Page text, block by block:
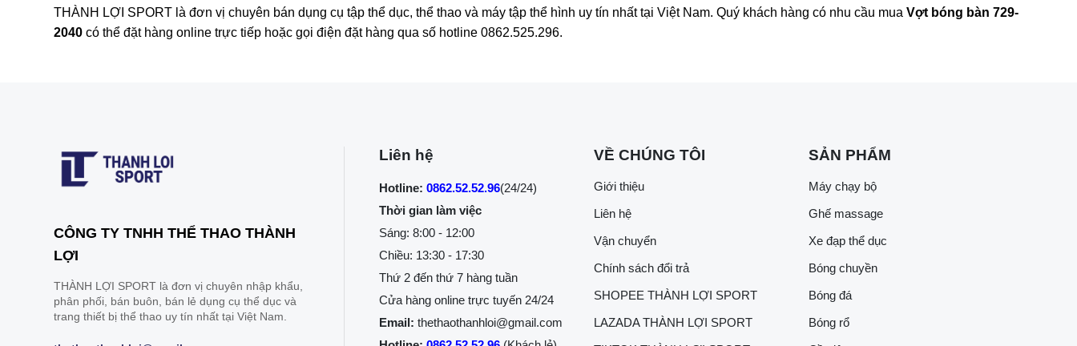
THÀNH LỢI SPORT là đơn vị chuyên bán dụng cụ tập thể dục, thể thao và máy tập thể hình uy tín nhất tại Việt Nam. Quý khách hàng có nhu cầu mua Vợt bóng bàn 729-
2040 có thể đặt hàng online trực tiếp hoặc gọi điện đặt hàng qua số hotline 0862.525.296.
CÔNG TY TNHH THỂ THAO THÀNH
LỢI
THÀNH LỢI SPORT là đơn vị chuyên nhập khẩu,
phân phối, bán buôn, bán lẻ dụng cụ thể dục và
trang thiết bị thể thao uy tín nhất tại Việt Nam.
Liên hệ
Hotline: 0862.52.52.96(24/24)
Thời gian làm việc
Sáng: 8:00 - 12:00
Chiều: 13:30 - 17:30
Thứ 2 đến thứ 7 hàng tuần
Cửa hàng online trực tuyến 24/24
Email: thethaothanhloi@gmail.com
VỀ CHÚNG TÔI
Giới thiệu
Liên hệ
Vận chuyển
Chính sách đổi trả
SHOPEE THÀNH LỢI SPORT
LAZADA THÀNH LỢI SPORT
SẢN PHẨM
Máy chạy bộ
Ghế massage
Xe đạp thể dục
Bóng chuyền
Bóng đá
Bóng rổ